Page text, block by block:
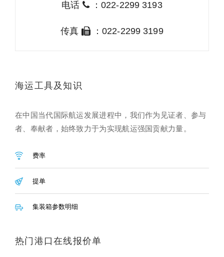
电话 ：022-2299 3193
传真 ：022-2299 3199
海运工具及知识
在中国当代国际航运发展进程中，我们作为见证者、参与
者、奉献者，始终致力于为实现航运强国贡献力量。
费率
提单
集装箱参数明细
热门港口在线报价单